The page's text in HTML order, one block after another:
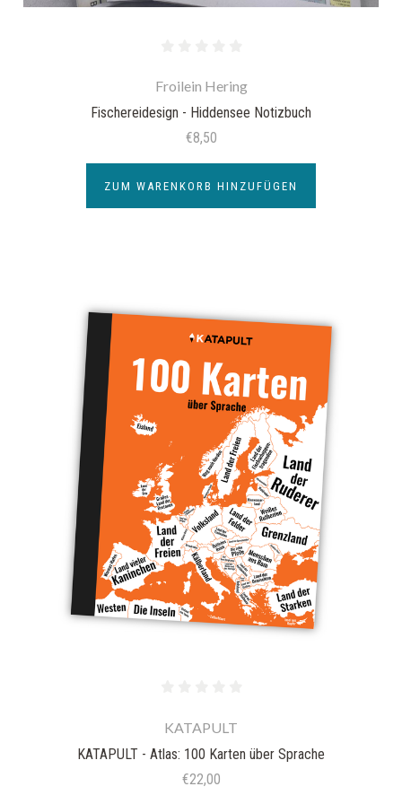
Froilein Hering
Fischereidesign - Hiddensee Notizbuch
€8,50
ZUM WARENKORB HINZUFÜGEN
KATAPULT
KATAPULT - Atlas: 100 Karten über Sprache
€22,00